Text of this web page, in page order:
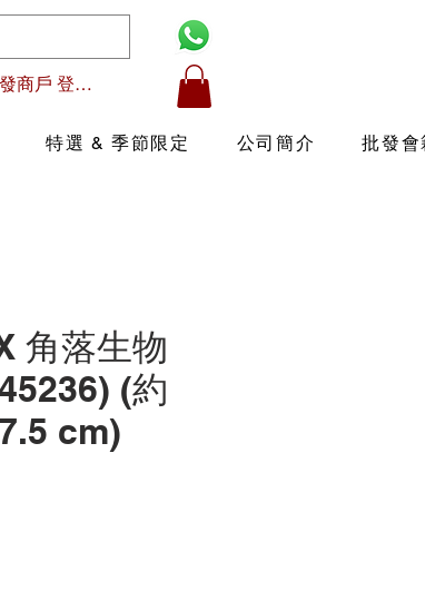
批發商戶 登入/註冊
特選 & 季節限定 公司簡介 批發會
角落生物
(約
cm)